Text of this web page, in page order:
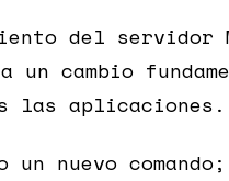
del servidor
un cambio
las aplicaciones.
un nuevo